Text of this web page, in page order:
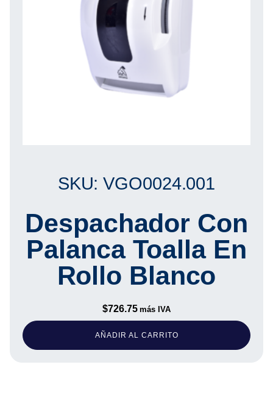
SKU: VGO0024.001
Despachador Con
Palanca Toalla En
Rollo Blanco
$726.75 más IVA
AÑADIR AL CARRITO